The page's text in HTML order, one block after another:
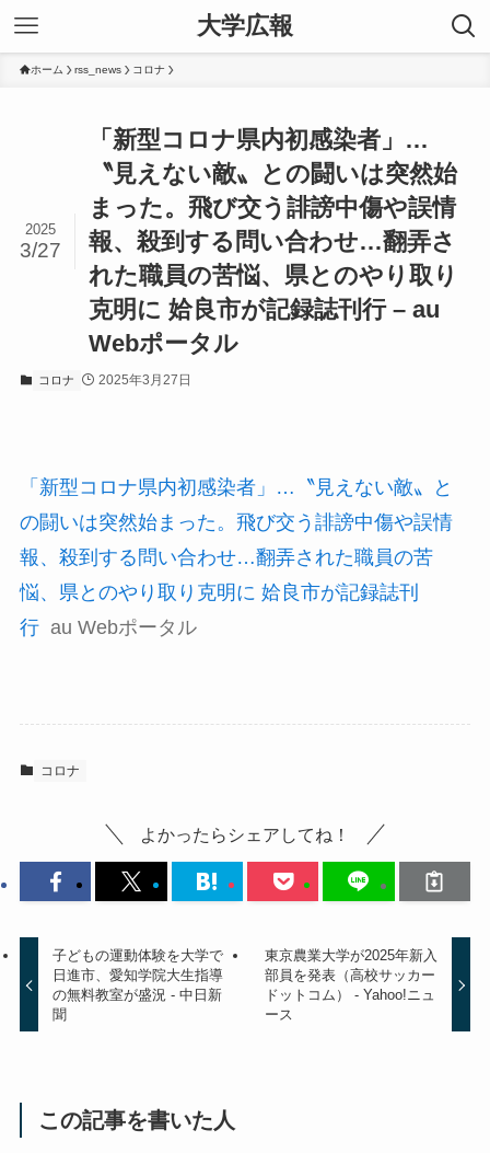
大学広報
ホーム rss_news コロナ
「新型コロナ県内初感染者」…
〝見えない敵〟との闘いは突然始
まった。飛び交う誹謗中傷や誤情
報、殺到する問い合わせ…翻弄さ
れた職員の苦悩、県とのやり取り
克明に 姶良市が記録誌刊行 – au
Webポータル
2025
3/27
コロナ 2025年3月27日
「新型コロナ県内初感染者」…〝見えない敵〟と
の闘いは突然始まった。飛び交う誹謗中傷や誤情
報、殺到する問い合わせ…翻弄された職員の苦
悩、県とのやり取り克明に 姶良市が記録誌刊
行 au Webポータル
コロナ
よかったらシェアしてね！
子どもの運動体験を大学で
日進市、愛知学院大生指導
の無料教室が盛況 - 中日新
聞
東京農業大学が2025年新入
部員を発表（高校サッカー
ドットコム） - Yahoo!ニュ
ース
この記事を書いた人